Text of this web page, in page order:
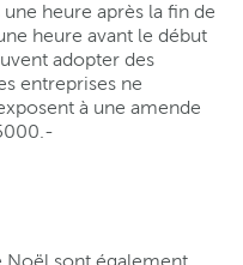
heure après la fin de
heure avant le début
adopter des
entreprises ne
à une amende
Noël sont également